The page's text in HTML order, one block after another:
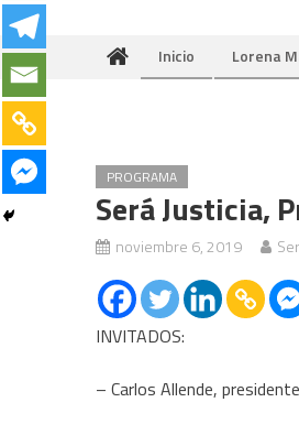
Inicio Lorena
PROGRAMA
Será Justicia,
noviembre 6, 2019
INVITADOS:
– Carlos Allende,